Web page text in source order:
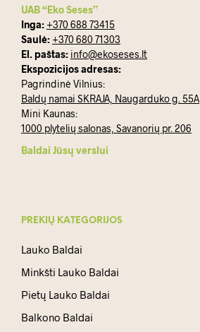
UAB “Eko Seses”
Inga: +370 688 73415
Saulė: +370 680 71303
El. paštas: info@ekoseses.lt
Ekspozicijos adresas:
Pagrindinė Vilnius:
Baldų namai SKRAJA, Naugarduko g. 55A
Mini Kaunas:
1000 plytelių salonas, Savanorių pr. 206
Baldai Jūsų verslui
PREKIŲ KATEGORIJOS
Lauko Baldai
Minkšti Lauko Baldai
Pietų Lauko Baldai
Balkono Baldai